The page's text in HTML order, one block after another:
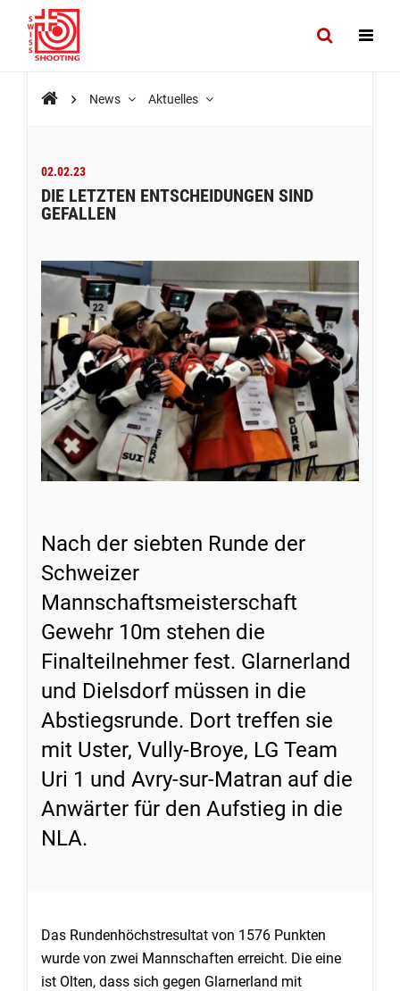
News Aktuelles
02.02.23
DIE LETZTEN ENTSCHEIDUNGEN SIND
GEFALLEN
Nach der siebten Runde der
Schweizer
Mannschaftsmeisterschaft
Gewehr 10m stehen die
Finalteilnehmer fest. Glarnerland
und Dielsdorf müssen in die
Abstiegsrunde. Dort treffen sie
mit Uster, Vully-Broye, LG Team
Uri 1 und Avry-sur-Matran auf die
Anwärter für den Aufstieg in die
NLA.
Das Rundenhöchstresultat von 1576 Punkten
wurde von zwei Mannschaften erreicht. Die eine
ist Olten, dass sich gegen Glarnerland mit